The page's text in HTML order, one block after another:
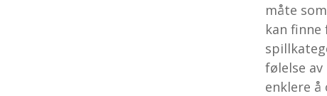
måte
kan
følelse
enklere